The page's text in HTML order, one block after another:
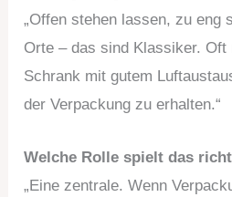
„Offen stehen lassen, zu eng
Orte – das sind Klassiker.
Schrank mit gutem
der Verpackung zu erhalten.“
Welche Rolle spielt das
„Eine zentrale. Wenn